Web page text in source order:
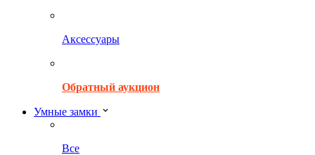
Аксессуары
Обратный аукцион
Умные замки
Все